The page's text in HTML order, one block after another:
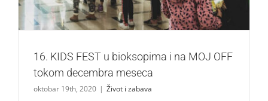
16. KIDS FEST u bioksopima i na MOJ OFF
tokom decembra meseca
oktobar 19th, 2020 | Život i zabava